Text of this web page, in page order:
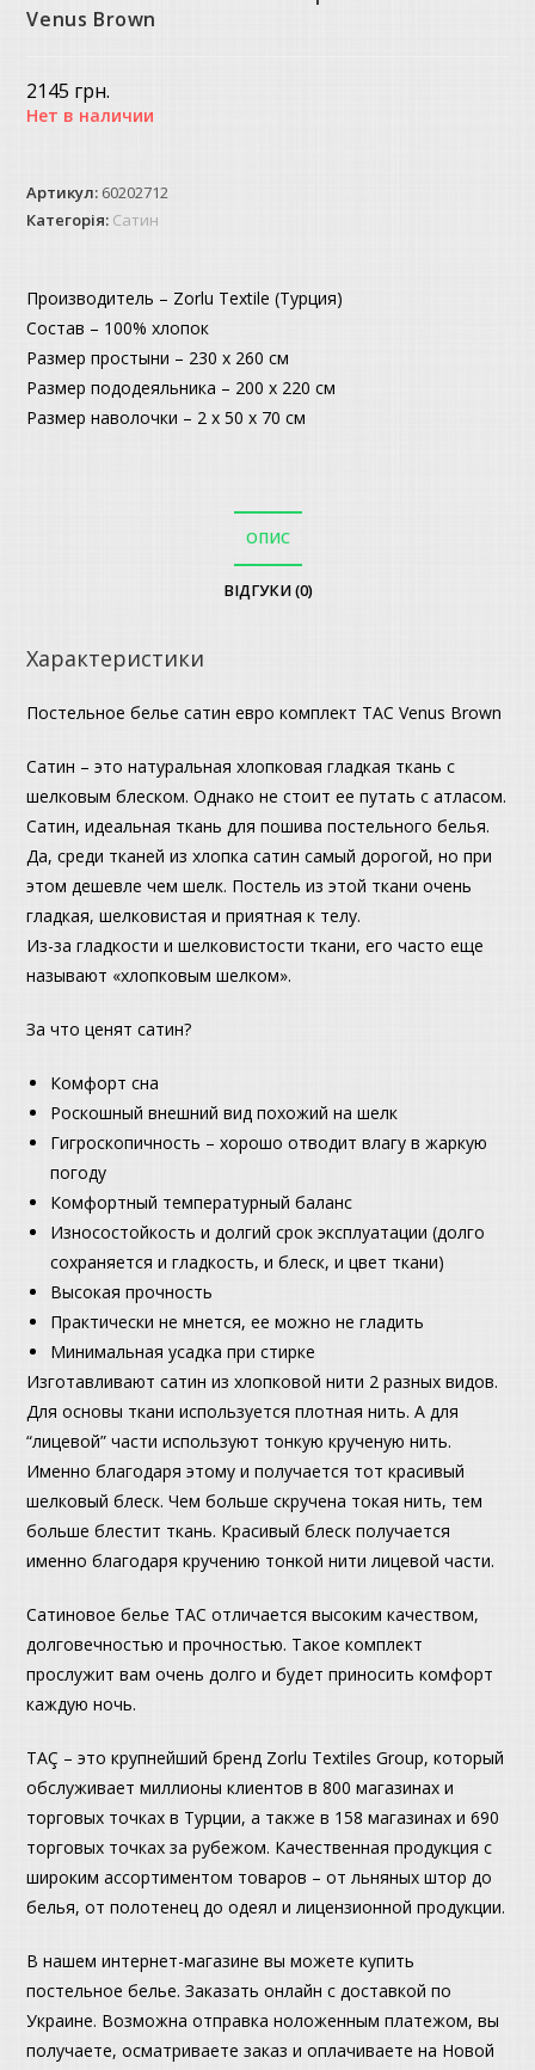
Venus Brown
2145 грн.
Нет в наличии
Артикул: 60202712
Категорія: Сатин
Производитель – Zorlu Textile (Турция)
Состав – 100% хлопок
Размер простыни – 230 х 260 см
Размер пододеяльника – 200 х 220 см
Размер наволочки – 2 х 50 х 70 см
ОПИС
ВІДГУКИ (0)
Характеристики
Постельное белье сатин евро комплект ТАС Venus Brown
Сатин – это натуральная хлопковая гладкая ткань с
шелковым блеском. Однако не стоит ее путать с атласом.
Сатин, идеальная ткань для пошива постельного белья.
Да, среди тканей из хлопка сатин самый дорогой, но при
этом дешевле чем шелк. Постель из этой ткани очень
гладкая, шелковистая и приятная к телу.
Из-за гладкости и шелковистости ткани, его часто еще
называют «хлопковым шелком».
За что ценят сатин?
Комфорт сна
Роскошный внешний вид похожий на шелк
Гигроскопичность – хорошо отводит влагу в жаркую
погоду
Комфортный температурный баланс
Износостойкость и долгий срок эксплуатации (долго
сохраняется и гладкость, и блеск, и цвет ткани)
Высокая прочность
Практически не мнется, ее можно не гладить
Минимальная усадка при стирке
Изготавливают сатин из хлопковой нити 2 разных видов.
Для основы ткани используется плотная нить. А для
“лицевой” части используют тонкую крученую нить.
Именно благодаря этому и получается тот красивый
шелковый блеск. Чем больше скручена токая нить, тем
больше блестит ткань. Красивый блеск получается
именно благодаря кручению тонкой нити лицевой части.
Сатиновое белье ТАС отличается высоким качеством,
долговечностью и прочностью. Такое комплект
прослужит вам очень долго и будет приносить комфорт
каждую ночь.
TAÇ – это крупнейший бренд Zorlu Textiles Group, который
обслуживает миллионы клиентов в 800 магазинах и
торговых точках в Турции, а также в 158 магазинах и 690
торговых точках за рубежом. Качественная продукция с
широким ассортиментом товаров – от льняных штор до
белья, от полотенец до одеял и лицензионной продукции.
В нашем интернет-магазине вы можете купить
постельное белье. Заказать онлайн с доставкой по
Украине. Возможна отправка ноложенным платежом, вы
получаете, осматриваете заказ и оплачиваете на Новой